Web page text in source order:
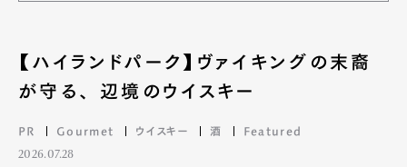
【ハイランドパーク】ヴァイキングの末裔
が守る、 辺境のウイスキー
PR Gourmet ウイスキー 酒 Featured
2026.07.28